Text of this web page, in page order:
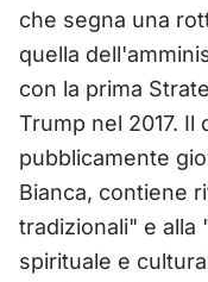
che segna una
quella
con la prima
Trump nel 2017.
pubblicamente
Bianca, contiene
tradizionali" e alla
spirituale e